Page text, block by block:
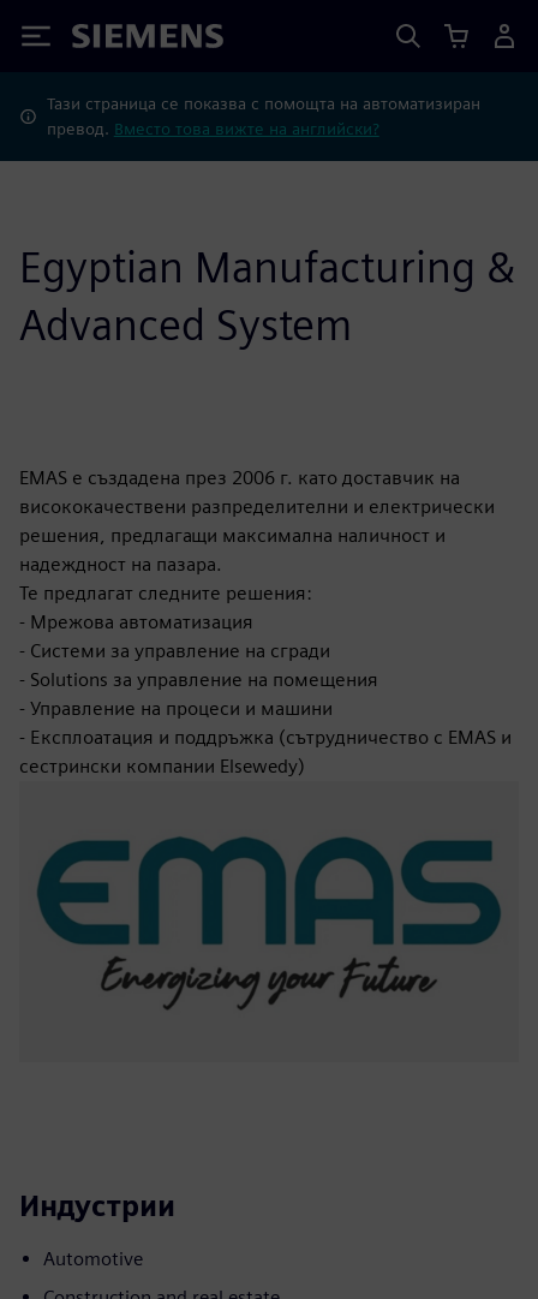
Siemens
Тази страница се показва с помощта на автоматизиран
превод. Вместо това вижте на английски?
Egyptian Manufacturing &
Advanced System
EMAS е създадена през 2006 г. като доставчик на
висококачествени разпределителни и електрически
решения, предлагащи максимална наличност и
надеждност на пазара.
Те предлагат следните решения:
- Мрежова автоматизация
- Системи за управление на сгради
- Solutions за управление на помещения
- Управление на процеси и машини
- Експлоатация и поддръжка (сътрудничество с EMAS и
сестрински компании Elsewedy)
Индустрии
Automotive